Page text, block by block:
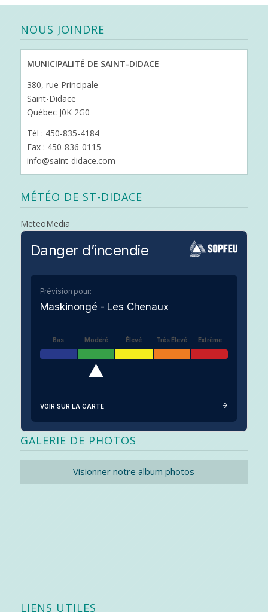
NOUS JOINDRE
MUNICIPALITÉ DE SAINT-DIDACE
380, rue Principale
Saint-Didace
Québec J0K 2G0
Tél : 450-835-4184
Fax : 450-836-0115
info@saint-didace.com
MÉTÉO DE ST-DIDACE
MeteoMedia
Danger d’incendie
Prévision pour:
Maskinongé - Les Chenaux
Bas Modéré Élevé Très Élevé Extrême
VOIR SUR LA CARTE
GALERIE DE PHOTOS
Visionner notre album photos
LIENS UTILES